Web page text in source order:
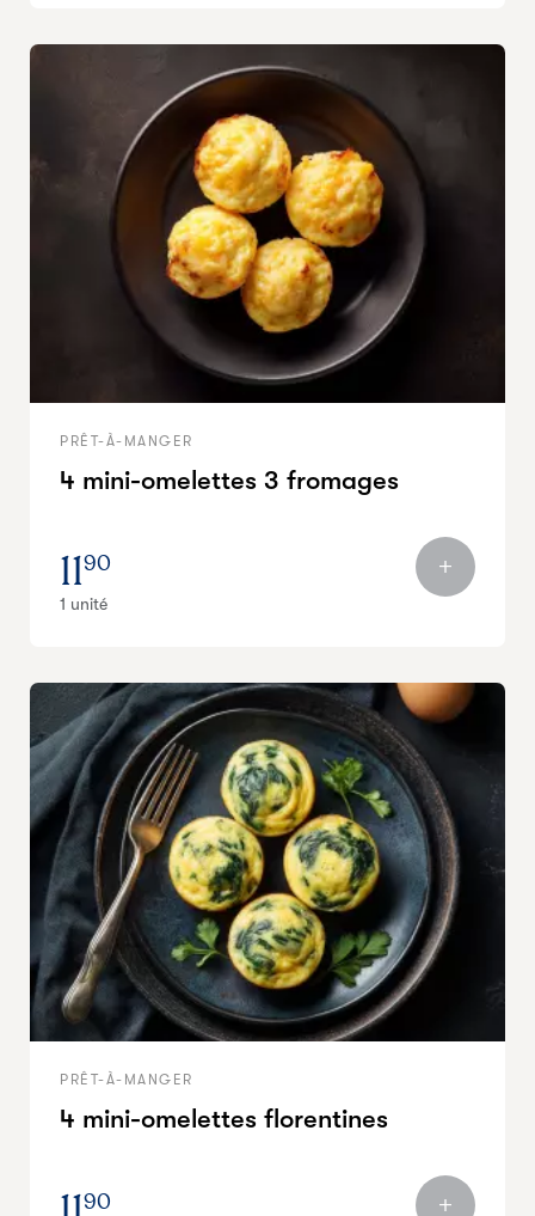
PRÊT-À-MANGER
4 mini-omelettes 3 fromages
1190
1 unité
PRÊT-À-MANGER
4 mini-omelettes florentines
90